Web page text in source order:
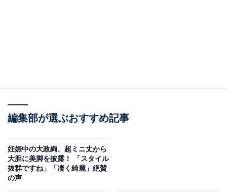
編集部が選ぶおすすめ記事
妊娠中の大政絢、超ミニ丈から
大胆に美脚を披露！ 「スタイル
抜群ですね」「凄く綺麗」絶賛
の声